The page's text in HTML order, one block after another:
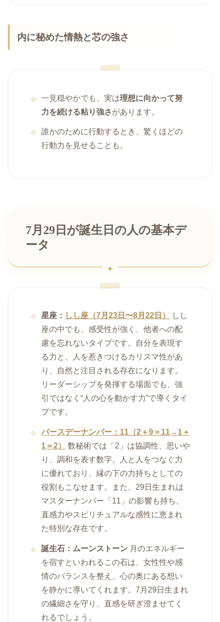
内に秘めた情熱と芯の強さ
一見穏やかでも、実は理想に向かって努
力を続ける粘り強さがあります。
誰かのために行動するとき、驚くほどの
行動力を見せることも。
7月29日が誕生日の人の基本デ
ータ
星座： しし座（7月23日〜8月22日）
しし
座の中でも、感受性が強く、他者への配
慮を忘れないタイプです。自分を表現す
る力と、人を惹きつけるカリスマ性があ
り、自然と注目される存在になります。
リーダーシップを発揮する場面でも、強
引ではなく“人の心を動かす力”で導くタイ
プです。
バースデーナンバー：11（2＋9＝11→1＋
1＝2）
数秘術では「2」は協調性、思いや
り、調和を表す数字。人と人をつなぐ力
に優れており、縁の下の力持ちとしての
役割もこなせます。また、29日生まれは
マスターナンバー「11」の影響も持ち、
直感力やスピリチュアルな感性に恵まれ
た特別な存在です。
誕生石：ムーンストーン 月のエネルギー
を宿すといわれるこの石は、女性性や感
情のバランスを整え、心の奥にある想い
を静かに導いてくれます。7月29日生まれ
の繊細さを守り、直感を研ぎ澄ませてく
れるでしょう。